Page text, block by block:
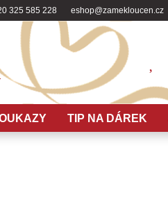
325 585 228 eshop@zamekloucen.cz
TIP NA DÁREK